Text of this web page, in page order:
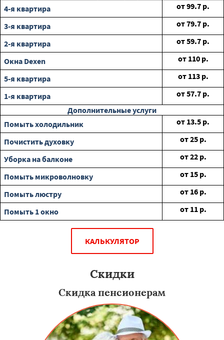
4-я квартира
от99.7 р.
3-я квартира
от79.7 р.
2-я квартира
от59.7 р.
Окна Dexen
от 110 р.
5-я квартира
от 113 р.
1-я квартира
от57.7 р.
Дополнительные услуги
Помыть холодильник
от 13.5 р.
Почистить духовку
от25 р.
Уборка на балконе
от22 р.
Помыть микроволновку
от 15 р.
Помыть люстру
от 16 р.
Помыть 1 окно
от 11 р.
КАЛЬКУЛЯТОР
Скидки
Скидка пенсионерам